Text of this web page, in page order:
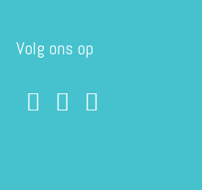
Volg ons op